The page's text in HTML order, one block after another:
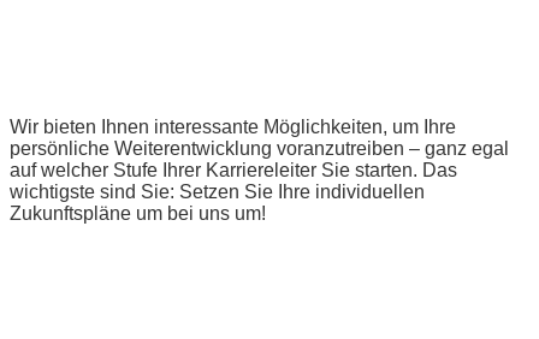
Wir bieten Ihnen interessante Möglichkeiten, um Ihre
persönliche Weiterentwicklung voranzutreiben – ganz egal
auf welcher Stufe Ihrer Karriereleiter Sie starten. Das
wichtigste sind Sie: Setzen Sie Ihre individuellen
Zukunftspläne um bei uns um!